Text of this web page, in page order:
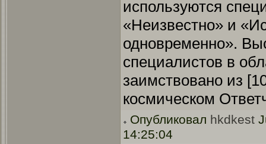
используются
«Неизвестно» и
одновременно».
специалистов в
заимствовано из
космическом
Опубликовал hkdkest
14:25:04